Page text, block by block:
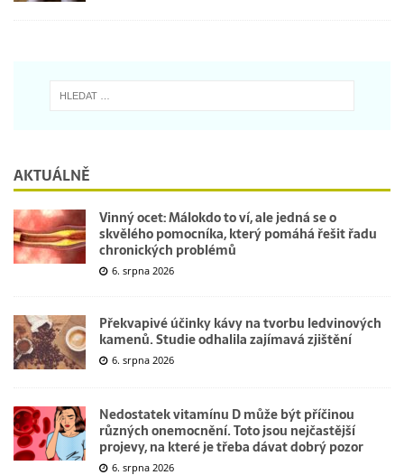
AKTUÁLNĚ
Vinný ocet: Málokdo to ví, ale jedná se o
skvělého pomocníka, který pomáhá řešit řadu
chronických problémů
6. srpna 2026
Překvapivé účinky kávy na tvorbu ledvinových
kamenů. Studie odhalila zajímavá zjištění
6. srpna 2026
Nedostatek vitamínu D může být příčinou
různých onemocnění. Toto jsou nejčastější
projevy, na které je třeba dávat dobrý pozor
6. srpna 2026